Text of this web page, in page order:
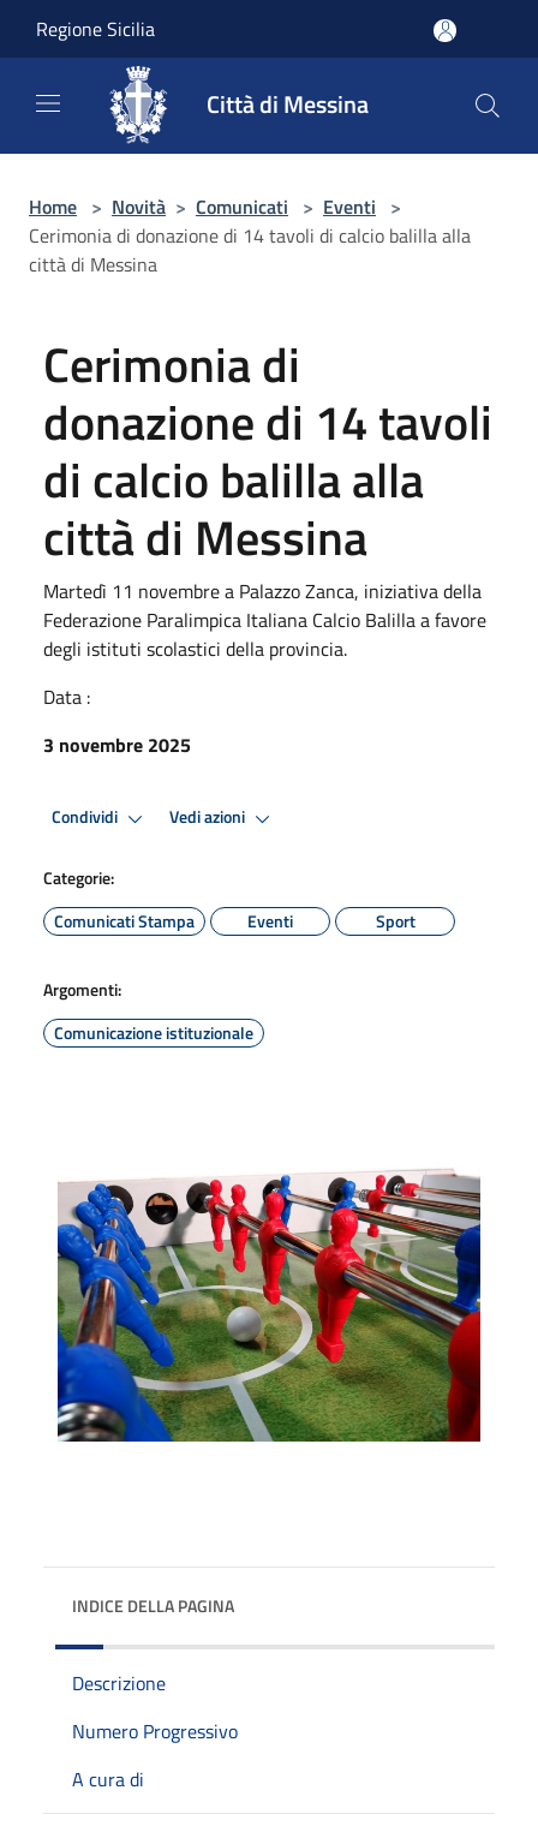
Regione Sicilia
Città di Messina
Home > Novità > Comunicati > Eventi >
Cerimonia di donazione di 14 tavoli di calcio balilla alla
città di Messina
Cerimonia di
donazione di 14 tavoli
di calcio balilla alla
città di Messina
Martedì 11 novembre a Palazzo Zanca, iniziativa della
Federazione Paralimpica Italiana Calcio Balilla a favore
degli istituti scolastici della provincia.
Data :
3 novembre 2025
Condividi Vedi azioni
Categorie:
Comunicati Stampa
Eventi Sport
Argomenti:
Comunicazione istituzionale
INDICE DELLA PAGINA
Descrizione
Numero Progressivo
A cura di